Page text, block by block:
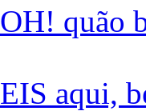
OH! quão
EIS aqui,